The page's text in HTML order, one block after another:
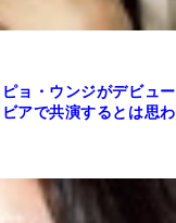
ョ・ウンジがデビュー
アで共演するとは思わ